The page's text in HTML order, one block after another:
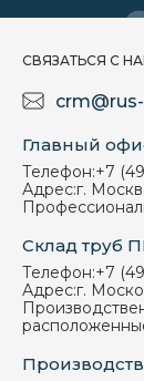
СВЯЗАТЬСЯ С
Главный
Телефон:+7
Адрес:г.
Склад труб
Телефон:+7
Адрес:г.